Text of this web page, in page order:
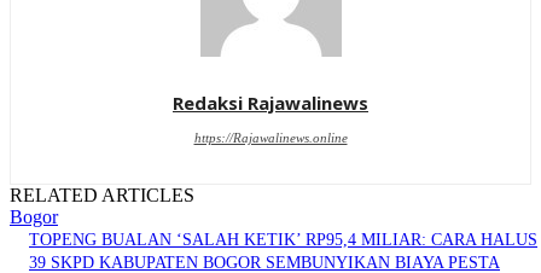
Redaksi Rajawalinews
https://Rajawalinews.online
RELATED ARTICLES
Bogor
TOPENG BUALAN ‘SALAH KETIK’ RP95,4 MILIAR: CARA HALUS
39 SKPD KABUPATEN BOGOR SEMBUNYIKAN BIAYA PESTA